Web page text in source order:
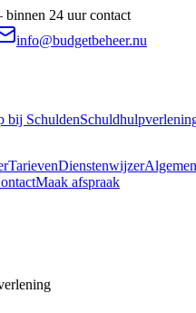
24 uur contact
info@budgetbeheer.nu
bij Schulden
TarievenDienstenwijzer
Maak afspraak